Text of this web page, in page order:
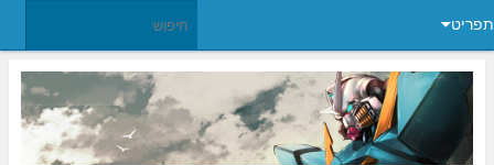
תפריט